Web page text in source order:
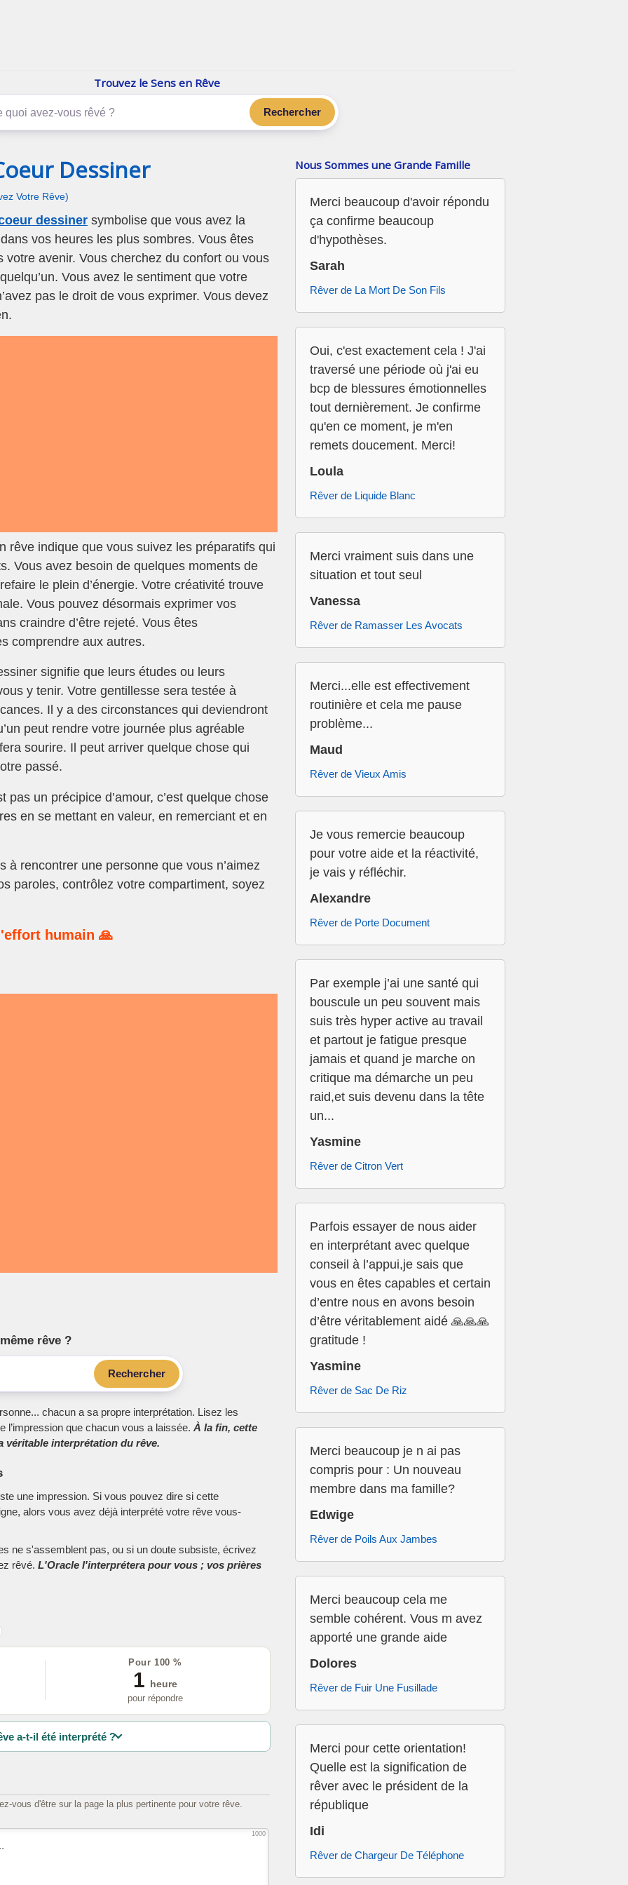
Trouvez le Sens en Rêve
Rechercher
Dessiner
Votre Rêve)
dessiner symbolise que vous avez la
vos heures les plus sombres. Vous êtes
avenir. Vous cherchez du confort ou vous
Vous avez le sentiment que votre
pas le droit de vous exprimer. Vous devez
rêve indique que vous suivez les préparatifs qui
Vous avez besoin de quelques moments de
le plein d’énergie. Votre créativité trouve
Vous pouvez désormais exprimer vos
craindre d’être rejeté. Vous êtes
comprendre aux autres.
signifie que leurs études ou leurs
y tenir. Votre gentillesse sera testée à
Il y a des circonstances qui deviendront
peut rendre votre journée plus agréable
sourire. Il peut arriver quelque chose qui
passé.
pas un précipice d’amour, c’est quelque chose
en se mettant en valeur, en remerciant et en
à rencontrer une personne que vous n’aimez
paroles, contrôlez votre compartiment, soyez
humain 🙏
rêve ?
Rechercher
chacun a sa propre interprétation. Lisez les
l’impression que chacun vous a laissée. À la fin, cette
véritable interprétation du rêve.
une impression. Si vous pouvez dire si cette
alors vous avez déjà interprété votre rêve vous-
ne s'assemblent pas, ou si un doute subsiste, écrivez
rêvé. L'Oracle l'interprétera pour vous ; vos prières
Pour 100 %
1
heure
pour répondre
a-t-il été interprété ?
vous d'être sur la page la plus pertinente pour votre rêve.
1000
Nous Sommes une Grande Famille
Merci beaucoup d'avoir répondu
ça confirme beaucoup
d'hypothèses.
Sarah
Rêver de La Mort De Son Fils
Oui, c'est exactement cela ! J'ai
traversé une période où j'ai eu
bcp de blessures émotionnelles
tout dernièrement. Je confirme
qu'en ce moment, je m'en
remets doucement. Merci!
Loula
Rêver de Liquide Blanc
Merci vraiment suis dans une
situation et tout seul
Vanessa
Rêver de Ramasser Les Avocats
Merci...elle est effectivement
routinière et cela me pause
problème...
Maud
Rêver de Vieux Amis
Je vous remercie beaucoup
pour votre aide et la réactivité,
je vais y réfléchir.
Alexandre
Rêver de Porte Document
Par exemple j’ai une santé qui
bouscule un peu souvent mais
suis très hyper active au travail
et partout je fatigue presque
jamais et quand je marche on
critique ma démarche un peu
raid,et suis devenu dans la tête
un...
Yasmine
Rêver de Citron Vert
Parfois essayer de nous aider
en interprétant avec quelque
conseil à l’appui,je sais que
vous en êtes capables et certain
d’entre nous en avons besoin
d’être véritablement aidé 🙏🙏🙏
gratitude !
Yasmine
Rêver de Sac De Riz
Merci beaucoup je n ai pas
compris pour : Un nouveau
membre dans ma famille?
Edwige
Rêver de Poils Aux Jambes
Merci beaucoup cela me
semble cohérent. Vous m avez
apporté une grande aide
Dolores
Rêver de Fuir Une Fusillade
Merci pour cette orientation!
Quelle est la signification de
rêver avec le président de la
république
Idi
Rêver de Chargeur De Téléphone